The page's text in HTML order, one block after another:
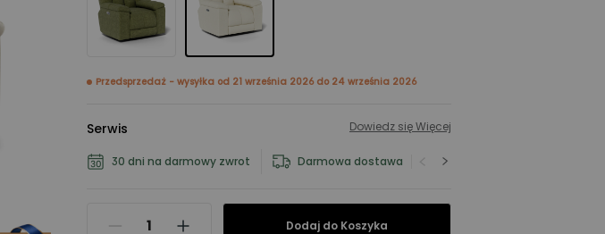
Przedsprzedaż - wysyłka od 21 września 2026 do 24 września 2026
Serwis Dowiedz się Więcej
30 dni na darmowy zwrot Darmowa dostawa
Dodaj do Koszyka